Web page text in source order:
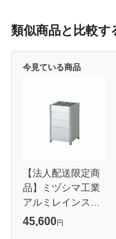
類似商品と比較す
【法人配送限定商
品】ミヅシマ工業
アルミレインスタ
ンドP 9本立 P9
45,600円
今見ている商品